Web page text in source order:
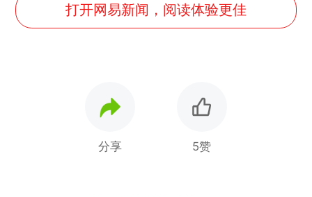
打开网易新闻，阅读体验更佳
分享 5赞